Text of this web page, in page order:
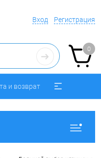
Вход Регистрация
0
и возврат